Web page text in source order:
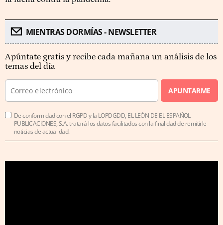
MIENTRAS DORMÍAS - NEWSLETTER
Apúntate gratis y recibe cada mañana un análisis de los
temas del día
APUNTARME
De conformidad con el RGPD y la LOPDGDD, EL LEÓN DE EL ESPAÑOL
PUBLICACIONES, S.A. tratará los datos facilitados con la finalidad de remitirle
noticias de actualidad.